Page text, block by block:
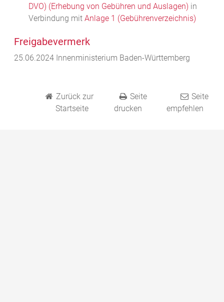
DVO) (Erhebung von Gebühren und Auslagen) in
Verbindung mit Anlage 1 (Gebührenverzeichnis)
Freigabevermerk
25.06.2024 Innenministerium Baden-Württemberg
Zurück zur
Startseite
Seite
drucken
Seite
empfehlen